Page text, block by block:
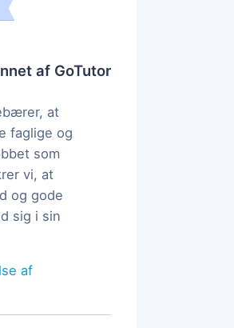
af GoTutor
at
faglige og
som
vi, at
og gode
sig i sin
af